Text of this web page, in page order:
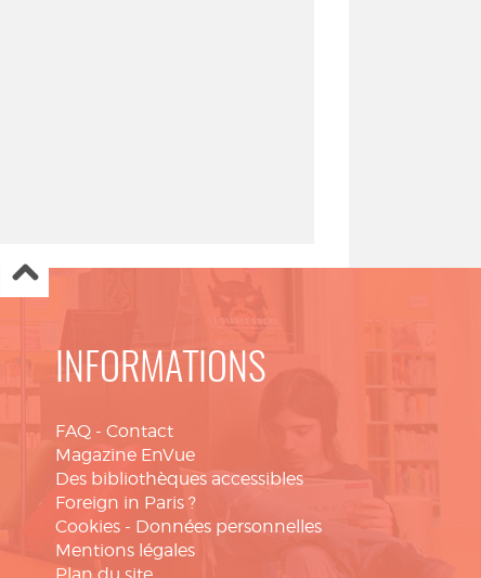
INFORMATIONS
FAQ - Contact
Magazine EnVue
Des bibliothèques accessibles
Foreign in Paris ?
Cookies - Données personnelles
Mentions légales